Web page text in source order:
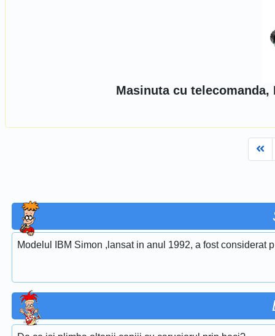
Masinuta cu telecomanda,
Modelul IBM Simon ,lansat in anul 1992, a fost considerat